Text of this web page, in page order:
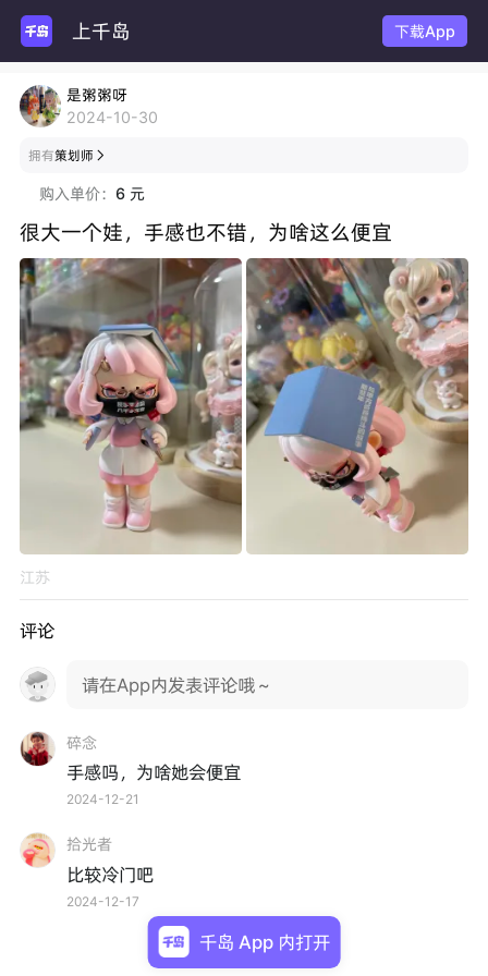
上千岛 下载App
是粥粥呀
2024-10-30
拥有策划师 
购入单价： 6 元
很大一个娃，手感也不错，为啥这么便宜
江苏
评论
请在App内发表评论哦～
碎念
手感吗，为啥她会便宜
2024-12-21
拾光者
比较冷门吧
2024-12-17
千岛 App 内打开